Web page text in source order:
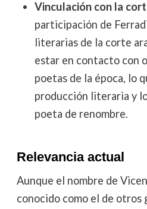
Vinculación con la
participación de
literarias de la corte
estar en contacto con
poetas de la época, lo
producción literaria y
poeta de renombre.
Relevancia actual
Aunque el nombre de
conocido como el de otros